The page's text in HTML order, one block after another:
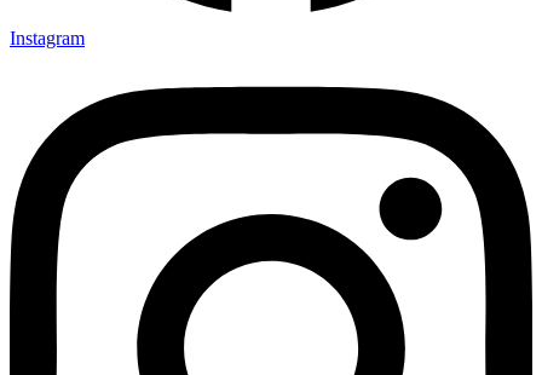
Instagram